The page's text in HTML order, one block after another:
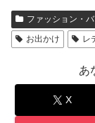
ファッション・
お出かけ
レ
あ
X